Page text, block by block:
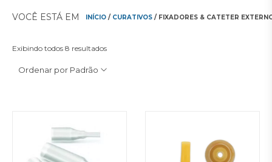
VOCÊ ESTÁ EM INÍCIO / CURATIVOS / FIXADORES & CATETER
Exibindo todos 8 resultados
Ordenar por Padrão